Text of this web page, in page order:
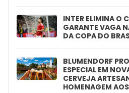
INTER ELIMINA O
GARANTE VAGA
DA COPA DO
BLUMENDORF
ESPECIAL EM
CERVEJA
HOMENAGEM